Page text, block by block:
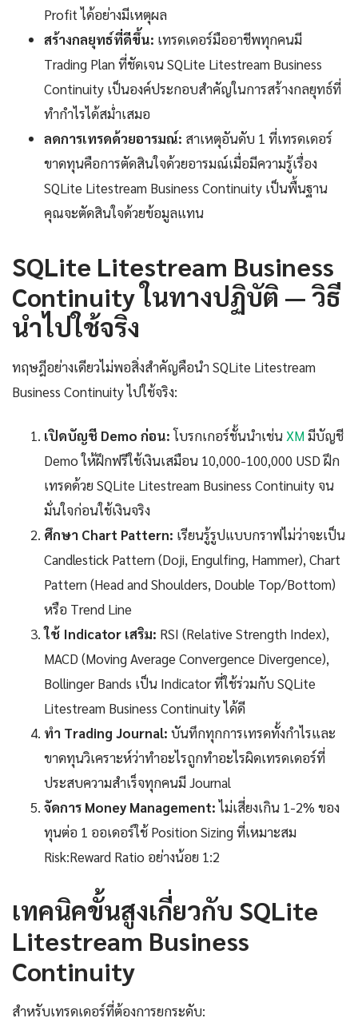
Profit ได้อย่างมีเหตุผล
สร้างกลยุทธ์ที่ดีขึ้น: เทรดเดอร์มืออาชีพทุกคนมี
Trading Plan ที่ชัดเจน SQLite Litestream Business
Continuity เป็นองค์ประกอบสำคัญในการสร้างกลยุทธ์ที่
ทำกำไรได้สม่ำเสมอ
ลดการเทรดด้วยอารมณ์: สาเหตุอันดับ 1 ที่เทรดเดอร์
ขาดทุนคือการตัดสินใจด้วยอารมณ์เมื่อมีความรู้เรื่อง
SQLite Litestream Business Continuity เป็นพื้นฐาน
คุณจะตัดสินใจด้วยข้อมูลแทน
SQLite Litestream Business
Continuity ในทางปฏิบัติ — วิธี
นำไปใช้จริง
ทฤษฎีอย่างเดียวไม่พอสิ่งสำคัญคือนำ SQLite Litestream
Business Continuity ไปใช้จริง:
เปิดบัญชี Demo ก่อน:โบรกเกอร์ชั้นนำเช่น XMมีบัญชี
Demo ให้ฝึกฟรีใช้เงินเสมือน 10,000-100,000 USD ฝึก
เทรดด้วย SQLite Litestream Business Continuity จน
มั่นใจก่อนใช้เงินจริง
ศึกษา Chart Pattern: เรียนรู้รูปแบบกราฟไม่ว่าจะเป็น
Candlestick Pattern (Doji, Engulfing, Hammer), Chart
Pattern (Head and Shoulders, Double Top/Bottom)
หรือ Trend Line
ใช้ Indicator เสริม: RSI (Relative Strength Index),
MACD (Moving Average Convergence Divergence),
Bollinger Bands เป็น Indicator ที่ใช้ร่วมกับ SQLite
Litestream Business Continuity ได้ดี
ทำ Trading Journal: บันทึกทุกการเทรดทั้งกำไรและ
ขาดทุนวิเคราะห์ว่าทำอะไรถูกทำอะไรผิดเทรดเดอร์ที่
ประสบความสำเร็จทุกคนมี Journal
จัดการ Money Management:ไม่เสี่ยงเกิน 1-2% ของ
ทุนต่อ 1 ออเดอร์ใช้ Position Sizing ที่เหมาะสม
Risk:Reward Ratio อย่างน้อย 1:2
เทคนิคขั้นสูงเกี่ยวกับ SQLite
Litestream Business
Continuity
สำหรับเทรดเดอร์ที่ต้องการยกระดับ: